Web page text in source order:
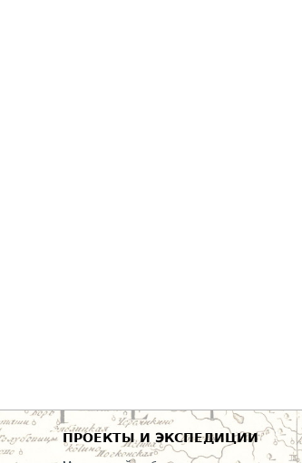
ПРОЕКТЫ И ЭКСПЕДИЦИИ